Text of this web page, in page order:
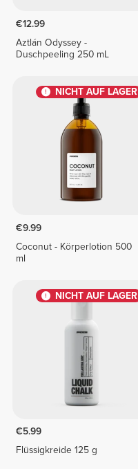
€12.99
Aztlán Odyssey -
Duschpeeling 250 mL
NICHT AUF LAGER
€9.99
Coconut - Körperlotion 500
ml
NICHT AUF LAGER
€5.99
Flüssigkreide 125 g